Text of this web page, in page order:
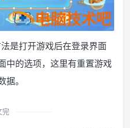
是打开游戏后在登录界面
中的选项，这里有重置游戏
。
完